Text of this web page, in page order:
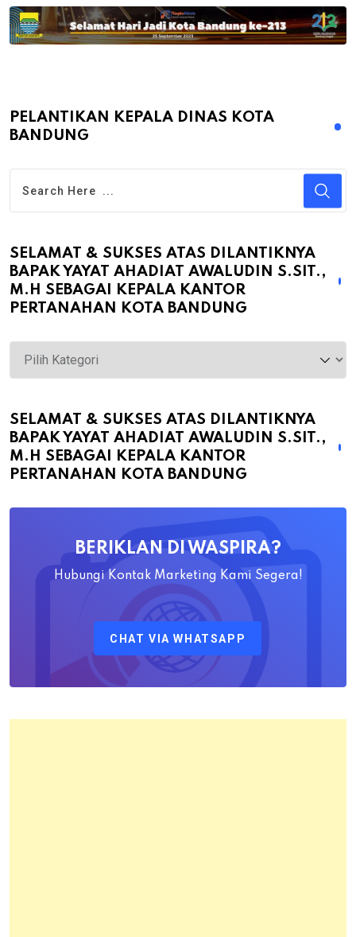
PELANTIKAN KEPALA DINAS KOTA
BANDUNG
SELAMAT & SUKSES ATAS DILANTIKNYA
BAPAK YAYAT AHADIAT AWALUDIN S.SIT.,
M.H SEBAGAI KEPALA KANTOR
PERTANAHAN KOTA BANDUNG
Selamat
&
atas
Dilantiknya
Bapak
Ahadiat
Pertanahan
Kota
SELAMAT & SUKSES ATAS DILANTIKNYA
BAPAK YAYAT AHADIAT AWALUDIN S.SIT.,
M.H SEBAGAI KEPALA KANTOR
PERTANAHAN KOTA BANDUNG
BERIKLAN DI WASPIRA?
Hubungi Kontak Marketing Kami Segera!
CHAT VIA WHATSAPP